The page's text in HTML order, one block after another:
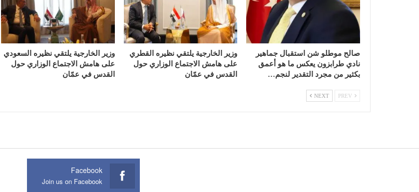
صالح موطلو شن استقبال جماهير
نادي طرابزون يعكس ما هو أعمق
بكثير من مجرد التقدير لنجم…
وزير الخارجية يلتقي نظيره القطري
على هامش الاجتماع الوزاري حول
القدس في عمّان
وزير الخارجية يلتقي نظيره السعودي
على هامش الاجتماع الوزاري حول
القدس في عمّان
NEXT
Facebook
Join us on Facebook